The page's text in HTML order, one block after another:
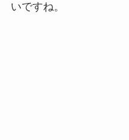
いですね。